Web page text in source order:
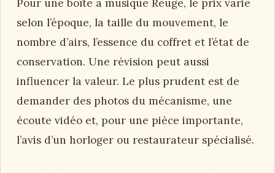
Pour une boîte à musique Reuge, le prix varie
selon l’époque, la taille du mouvement, le
nombre d’airs, l’essence du coffret et l’état de
conservation. Une révision peut aussi
influencer la valeur. Le plus prudent est de
demander des photos du mécanisme, une
écoute vidéo et, pour une pièce importante,
l’avis d’un horloger ou restaurateur spécialisé.